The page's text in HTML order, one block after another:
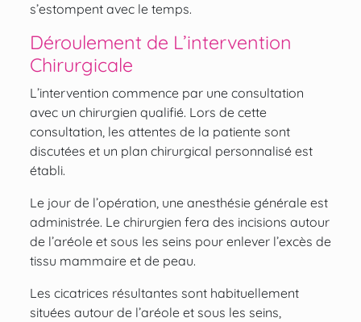
s’estompent avec le temps.
Déroulement de L’intervention
Chirurgicale
L’intervention commence par une consultation
avec un chirurgien qualifié. Lors de cette
consultation, les attentes de la patiente sont
discutées et un plan chirurgical personnalisé est
établi.
Le jour de l’opération, une anesthésie générale est
administrée. Le chirurgien fera des incisions autour
de l’aréole et sous les seins pour enlever l’excès de
tissu mammaire et de peau.
Les cicatrices résultantes sont habituellement
situées autour de l’aréole et sous les seins,